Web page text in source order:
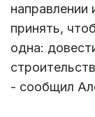
направлении
принять,
одна:
- сообщил